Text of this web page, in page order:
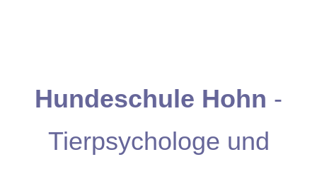
Hundeschule Hohn -
Tierpsychologe und